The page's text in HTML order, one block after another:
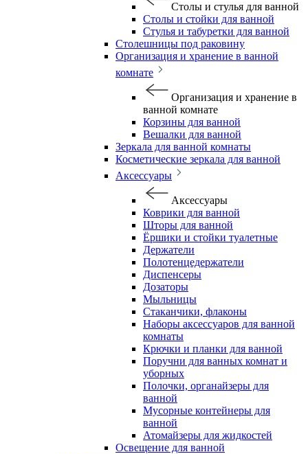
Столы и стулья для ванной
Столы и стойки для ванной
Стулья и табуретки для ванной
Столешницы под раковину
Организация и хранение в ванной
комнате
Организация и хранение в
ванной комнате
Корзины для ванной
Вешалки для ванной
Зеркала для ванной комнаты
Косметические зеркала для ванной
Аксессуары
Аксессуары
Коврики для ванной
Шторы для ванной
Ёршики и стойки туалетные
Держатели
Полотенцедержатели
Диспенсеры
Дозаторы
Мыльницы
Стаканчики, флаконы
Наборы аксессуаров для ванной
комнаты
Крючки и планки для ванной
Поручни для ванных комнат и
уборных
Полочки, органайзеры для
ванной
Мусорные контейнеры для
ванной
Атомайзеры для жидкостей
Освещение для ванной